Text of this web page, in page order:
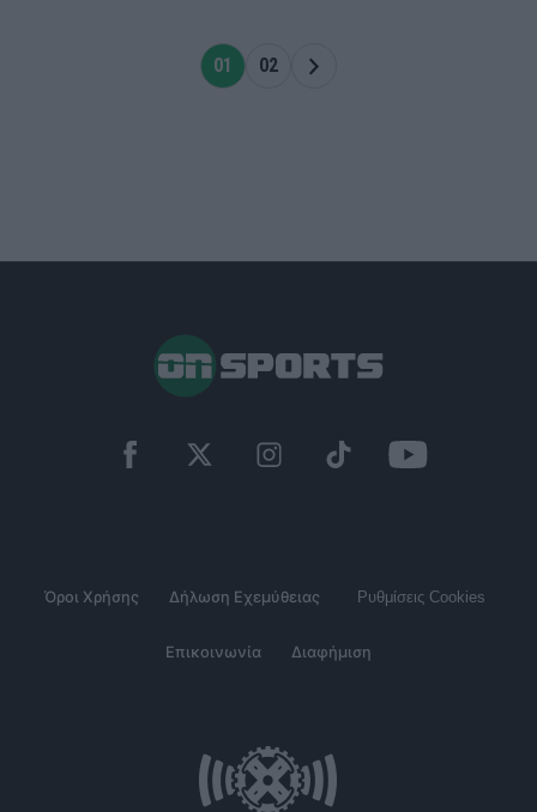
01 02
Όροι Χρήσης Δήλωση Εχεμύθειας Ρυθμίσεις Cookies
Επικοινωνία Διαφήμιση